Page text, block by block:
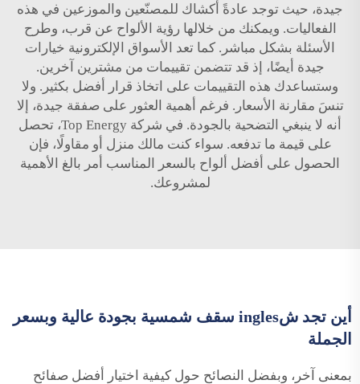
جيدة، حيث توجد عادةً أكشاك للمصنّعين والموزعين في هذه
الفعاليات. ويمكنك من خلالها رؤية الألواح عن قرب، وطرح
الأسئلة بشكل مباشر. كما تعد الأسواق الإلكترونية خيارات
جيدة أيضًا، إذ قد تتضمن تقييمات من مشترين آخرين.
وستساعدك هذه التقييمات على اتخاذ قرار أفضل بكثير. ولا
تنسَ مقارنة الأسعار. فرغم أهمية العثور على صفقة جيدة، إلا
أنه لا ينبغي التضحية بالجودة. في شركة Top Energy، تحصل
على قيمة ما تدفعه. سواء كنت مالك منزل أو مقاولًا، فإن
الحصول على أفضل ألواح بالسعر المناسب أمر بالغ الأهمية
لمشروعك.
أين تجد شingles سقف شمسية بجودة عالية وبسعر
الجملة
بمعنى آخر، وبفضل النصائح حول كيفية اختيار أفضل صفائح